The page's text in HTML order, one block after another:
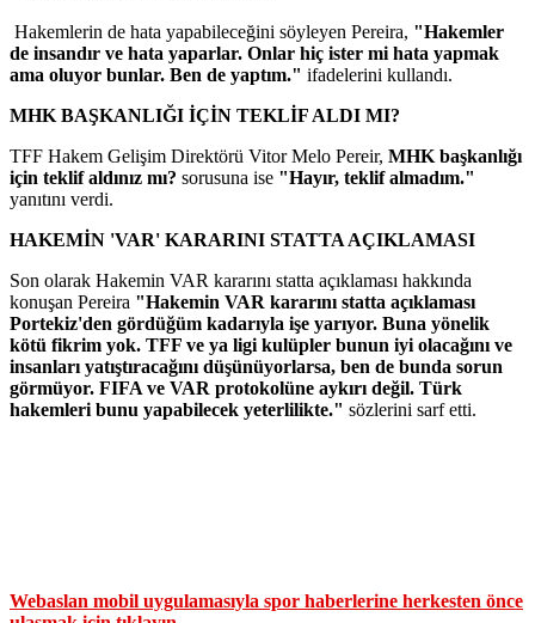
Hakemlerin de hata yapabileceğini söyleyen Pereira, "Hakemler
de insandır ve hata yaparlar. Onlar hiç ister mi hata yapmak
ama oluyor bunlar. Ben de yaptım." ifadelerini kullandı.
MHK BAŞKANLIĞI İÇİN TEKLİF ALDI MI?
TFF Hakem Gelişim Direktörü Vitor Melo Pereir, MHK başkanlığı
için teklif aldınız mı? sorusuna ise "Hayır, teklif almadım."
yanıtını verdi.
HAKEMİN 'VAR' KARARINI STATTA AÇIKLAMASI
Son olarak Hakemin VAR kararını statta açıklaması hakkında
konuşan Pereira "Hakemin VAR kararını statta açıklaması
Portekiz'den gördüğüm kadarıyla işe yarıyor. Buna yönelik
kötü fikrim yok. TFF ve ya ligi kulüpler bunun iyi olacağını ve
insanları yatıştıracağını düşünüyorlarsa, ben de bunda sorun
görmüyor. FIFA ve VAR protokolüne aykırı değil. Türk
hakemleri bunu yapabilecek yeterlilikte." sözlerini sarf etti.
Webaslan mobil uygulamasıyla spor haberlerine herkesten önce